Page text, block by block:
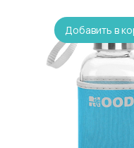
Добавить в